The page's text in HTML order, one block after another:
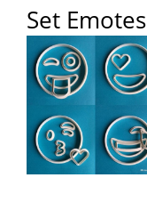
Set Emotes